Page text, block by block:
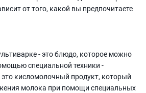
от того, какой вы предпочитаете
- это блюдо, которое можно
специальной техники -
это кисломолочный продукт, который
молока при помощи специальных